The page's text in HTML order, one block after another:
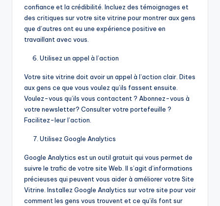
confiance et la crédibilité. Incluez des témoignages et
des critiques sur votre site vitrine pour montrer aux gens
que d’autres ont eu une expérience positive en
travaillant avec vous.
Utilisez un appel à l’action
Votre site vitrine doit avoir un appel à l’action clair. Dites
aux gens ce que vous voulez qu’ils fassent ensuite.
Voulez-vous qu’ils vous contactent ? Abonnez-vous à
votre newsletter? Consulter votre portefeuille ?
Facilitez-leur l’action.
Utilisez Google Analytics
Google Analytics est un outil gratuit qui vous permet de
suivre le trafic de votre site Web. Il s’agit d’informations
précieuses qui peuvent vous aider à améliorer votre Site
Vitrine. Installez Google Analytics sur votre site pour voir
comment les gens vous trouvent et ce qu’ils font sur